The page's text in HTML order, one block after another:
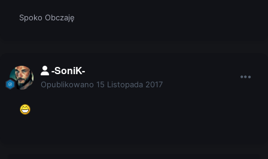
Spoko Obczaję
-SoniK-
Opublikowano 15 Listopada 2017